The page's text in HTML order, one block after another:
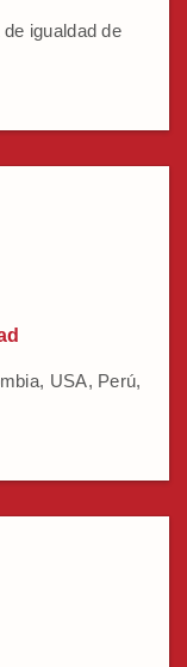
igualdad de
USA, Perú,